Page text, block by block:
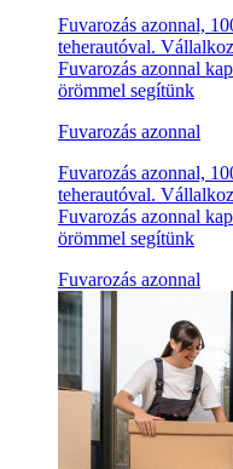
Fuvarozás azonnal,
teherautóval.
Fuvarozás azonnal
örömmel segítünk
Fuvarozás azonnal
Fuvarozás azonnal,
teherautóval.
Fuvarozás azonnal
örömmel segítünk
Fuvarozás azonnal